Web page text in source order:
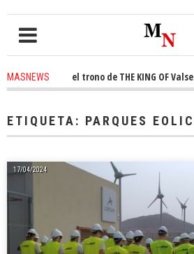
MASNEWSel trono de THE KING OF
ETIQUETA: PARQUES
17/04/2024